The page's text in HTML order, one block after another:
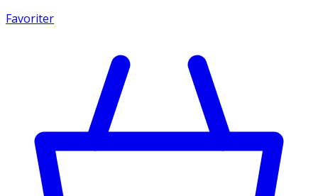
Favoriter